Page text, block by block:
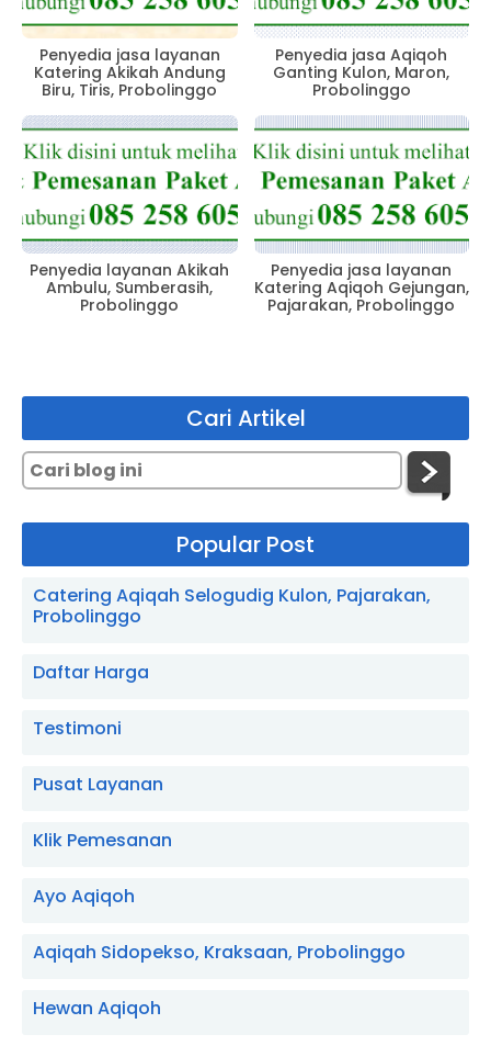
Penyedia jasa layanan
Katering Akikah Andung
Biru, Tiris, Probolinggo
Penyedia jasa Aqiqoh
Ganting Kulon, Maron,
Probolinggo
Penyedia layanan Akikah
Ambulu, Sumberasih,
Probolinggo
Penyedia jasa layanan
Katering Aqiqoh Gejungan,
Pajarakan, Probolinggo
Cari Artikel
Popular Post
Catering Aqiqah Selogudig Kulon, Pajarakan,
Probolinggo
Daftar Harga
Testimoni
Pusat Layanan
Klik Pemesanan
Ayo Aqiqoh
Aqiqah Sidopekso, Kraksaan, Probolinggo
Hewan Aqiqoh